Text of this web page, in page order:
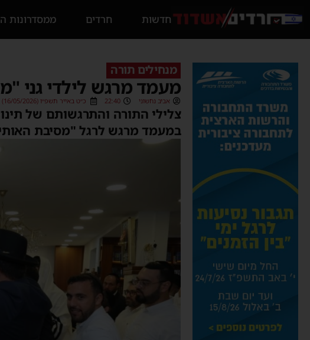
חדשות חרדים ממסדרונות
מנחילים תורה
מעמד מרגש לילדי גני
אביב נחשוני 22:40 כ״ט באייר תשפ״ו (16/05/2026)
צלילי התורה והתרגשותם של
במעמד מרגש לרגל "מסיבת